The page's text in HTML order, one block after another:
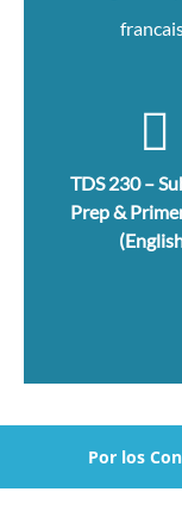
TDS 230 –
Prep &
Por los